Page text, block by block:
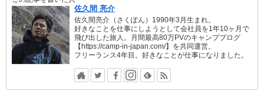
佐久間 亮介
佐久間亮介（さくぽん）1990年3月生まれ。
好きなことを仕事にしようとして会社員を1年10ヶ月で
飛び出した旅人。月間最高80万PVのキャンプブログ
【https://camp-in-japan.com/】を共同運営。
フリーランス4年目。好きなことが仕事になりました。